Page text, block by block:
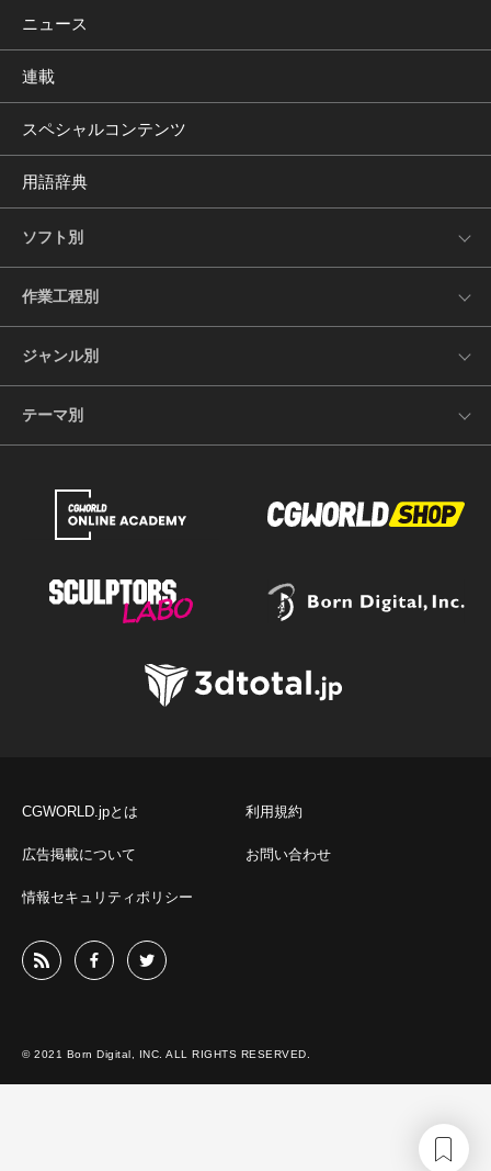
ニュース
連載
スペシャルコンテンツ
用語辞典
ソフト別
作業工程別
ジャンル別
テーマ別
CGWORLD.jpとは 利用規約
広告掲載について お問い合わせ
情報セキュリティポリシー
© 2021 Born Digital, INC. ALL RIGHTS RESERVED.